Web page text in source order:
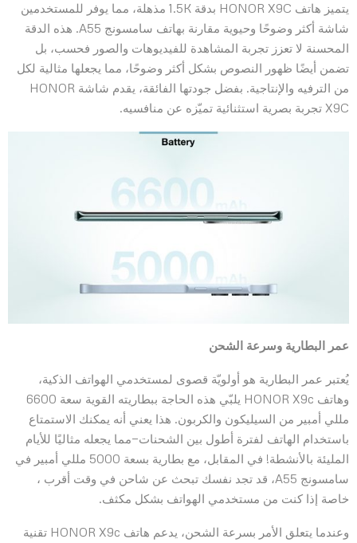
يتميز هاتف HONOR X9C بدقة 1.5K مذهلة، مما يوفر للمستخدمين
شاشة أكثر وضوحًا وحيوية مقارنة بهاتف سامسونج A55. هذه الدقة
المحسنة لا تعزز تجربة المشاهدة للفيديوهات والصور فحسب، بل
تضمن أيضًا ظهور النصوص بشكل أكثر وضوحًا، مما يجعلها مثالية لكل
من الترفيه والإنتاجية. بفضل جودتها الفائقة، يقدم شاشة HONOR
X9C تجربة بصرية استثنائية تميّزه عن منافسيه.
عمر البطارية وسرعة الشحن
يُعتبر عمر البطارية هو أولويّة قصوى لمستخدمي الهواتف الذكية،
وهاتف HONOR X9c يلبّي هذه الحاجة ببطاريته القوية سعة 6600
مللي أمبير من السيليكون والكربون. هذا يعني أنه يمكنك الاستمتاع
باستخدام الهاتف لفترة أطول بين الشحنات—مما يجعله مثاليًا للأيام
المليئة بالأنشطة! في المقابل، مع بطارية بسعة 5000 مللي أمبير في
سامسونج A55، قد تجد نفسك تبحث عن شاحن في وقت أقرب ،
خاصة إذا كنت من مستخدمي الهواتف بشكل مكثف.
وعندما يتعلق الأمر بسرعة الشحن، يدعم هاتف HONOR X9c تقنية